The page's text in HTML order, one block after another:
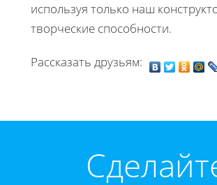
используя только наш
творческие способности.
Рассказать друзьям: